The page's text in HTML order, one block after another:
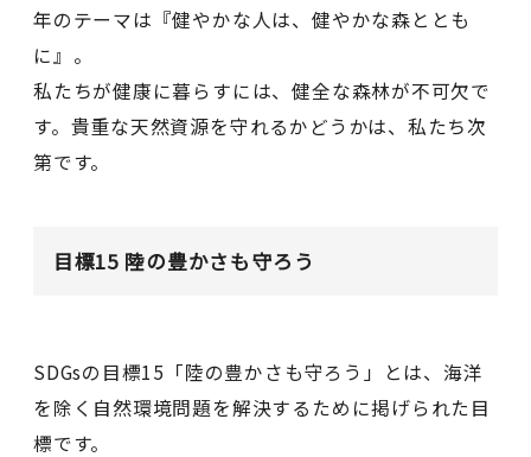
年のテーマは『健やかな人は、健やかな森ととも
に』。
私たちが健康に暮らすには、健全な森林が不可欠で
す。貴重な天然資源を守れるかどうかは、私たち次
第です。
目標15 陸の豊かさも守ろう
SDGsの目標15「陸の豊かさも守ろう」とは、海洋
を除く自然環境問題を解決するために掲げられた目
標です。